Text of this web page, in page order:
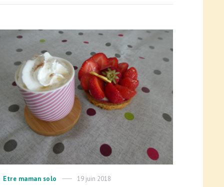
Categories
Etre maman solo
Posted
19 juin 2018